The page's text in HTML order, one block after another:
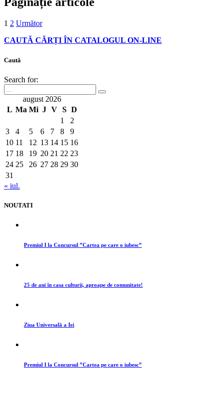
1 2 Următor
CAUTĂ CĂRȚI ÎN CATALOGUL ON-LINE
Caută
Search for:
august 2026
L Ma Mi J V S D
1
2
3
4 5 6 7 8
9
10 11 12 13 14 15 16
17 18 19 20 21 22 23
24 25 26 27 28 29 30
31
« iul.
NOUTATI
Premiul I la Concursul ”Cartea pe care o iubesc”
25 de ani în casa culturii, aproape de comunitate!
Ziua Universală a Iei
Premiul I la Concursul ”Cartea pe care o iubesc”